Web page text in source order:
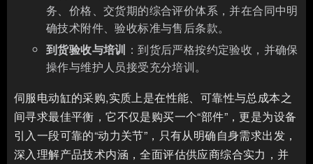
务、价格、交货期的综合评价体系，并在合同中明
确技术附件、验收标准与售后条款。
到货验收与培训 ：到货后严格按约定验收，并确保
操作与维护人员接受充分培训。
伺服电动缸的采购,实质上是在性能、可靠性与总成本之
间寻求最佳平衡，它不仅是购买一个“部件”，更是为设备
引入一段可靠的“动力关节”，只有从明确自身需求出发，
深入理解产品技术内涵，全面评估供应商综合实力，并